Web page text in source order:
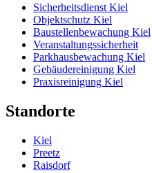
Sicherheitsdienst Kiel
Objektschutz Kiel
Baustellenbewachung Kiel
Veranstaltungssicherheit
Parkhausbewachung Kiel
Gebäudereinigung Kiel
Praxisreinigung Kiel
Standorte
Kiel
Preetz
Raisdorf